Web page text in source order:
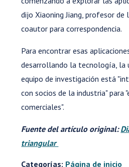
dijo Xiaoning Jiang, profesor de
coautor para correspondencia.
Para encontrar esas
desarrollando la tecnología, la
equipo de investigación está
con socios de la industria" para
comerciales".
Fuente del artículo original:
triangular
Categorías: Página de inicio